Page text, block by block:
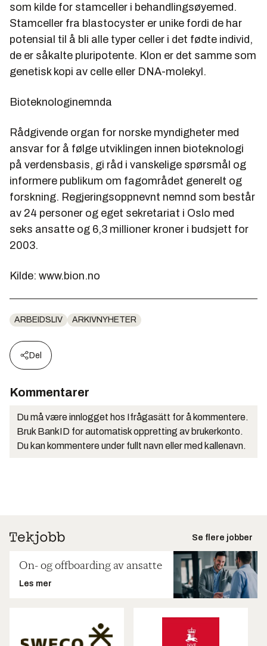
som kilde for stamceller i behandlingsøyemed.
Stamceller fra blastocyster er unike fordi de har
potensial til å bli alle typer celler i det fødte individ,
de er såkalte pluripotente. Klon er det samme som
genetisk kopi av celle eller DNA-molekyl.
Bioteknologinemnda
Rådgivende organ for norske myndigheter med
ansvar for å følge utviklingen innen bioteknologi
på verdensbasis, gi råd i vanskelige spørsmål og
informere publikum om fagområdet generelt og
forskning. Regjeringsoppnevnt nemnd som består
av 24 personer og eget sekretariat i Oslo med
seks ansatte og 6,3 millioner kroner i budsjett for
2003.
Kilde: www.bion.no
ARBEIDSLIV ARKIVNYHETER
Del
Kommentarer
Du må være innlogget hos Ifrågasätt for å kommentere.
Bruk BankID for automatisk oppretting av brukerkonto.
Du kan kommentere under fullt navn eller med kallenavn.
Se flere jobber
On- og offboarding av ansatte
Les mer